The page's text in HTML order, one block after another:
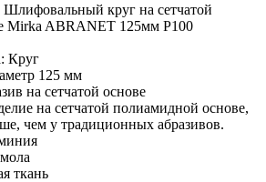
круг на сетчатой
Mirka ABRANET 125мм Р100
Круг
125 мм
на сетчатой основе
на сетчатой полиамидной основе,
чем у традиционных абразивов.
ткань